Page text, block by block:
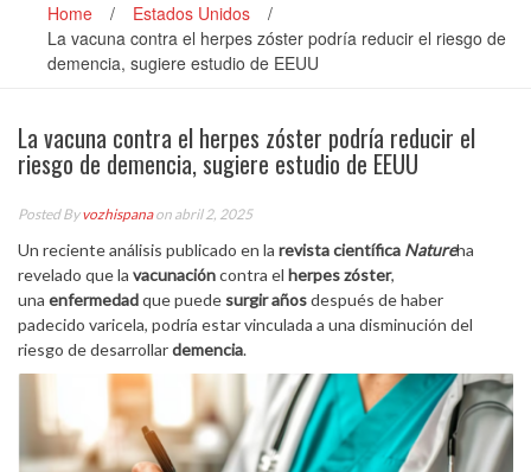
Home / Estados Unidos
/
La vacuna contra el herpes zóster podría reducir el riesgo de
demencia, sugiere estudio de EEUU
La vacuna contra el herpes zóster podría reducir el
riesgo de demencia, sugiere estudio de EEUU
Posted Byvozhispanaon abril 2, 2025
Un reciente análisis publicado en la revista científica Natureha
revelado que la vacunacióncontra el herpes zóster,
una enfermedadque puede surgir añosdespués de haber
padecido varicela, podría estar vinculada a una disminución del
riesgo de desarrollardemencia.